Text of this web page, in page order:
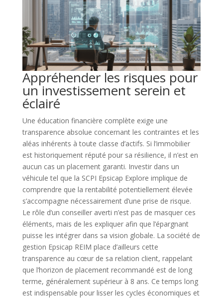
Appréhender les risques pour
un investissement serein et
éclairé
Une éducation financière complète exige une
transparence absolue concernant les contraintes et les
aléas inhérents à toute classe d’actifs. Si l’immobilier
est historiquement réputé pour sa résilience, il n’est en
aucun cas un placement garanti. Investir dans un
véhicule tel que la SCPI Epsicap Explore implique de
comprendre que la rentabilité potentiellement élevée
s’accompagne nécessairement d’une prise de risque.
Le rôle d’un conseiller averti n’est pas de masquer ces
éléments, mais de les expliquer afin que l’épargnant
puisse les intégrer dans sa vision globale. La société de
gestion Epsicap REIM place d’ailleurs cette
transparence au cœur de sa relation client, rappelant
que l’horizon de placement recommandé est de long
terme, généralement supérieur à 8 ans. Ce temps long
est indispensable pour lisser les cycles économiques et